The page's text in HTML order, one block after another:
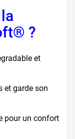
?
et
et garde son
pour un confort